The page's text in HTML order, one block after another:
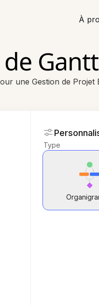
À
une Gestion de Projet
Type